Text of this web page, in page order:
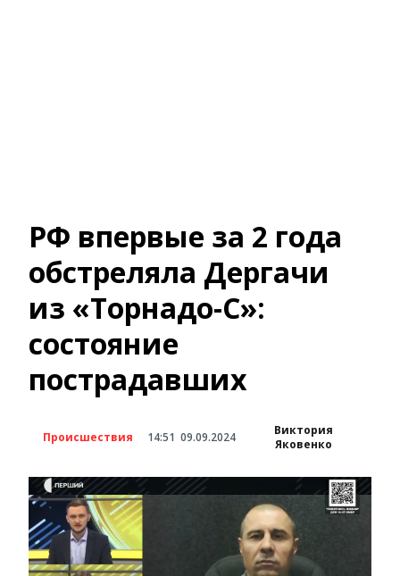
РФ впервые за 2 года
обстреляла Дергачи
из «Торнадо-С»:
состояние
пострадавших
Происшествия 14:51 09.09.2024
Виктория
Яковенко